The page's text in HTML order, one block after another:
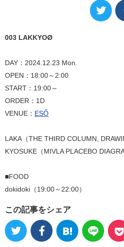
003 LAKKYOØ
DAY：2024.12.23 Mon.
OPEN：18:00～2:00
START：19:00～
ORDER：1D
VENUE： ESŐ
LAKA（THE THIRD COLUMN,
KYOSUKE（MIVLA PLACEBO
■FOOD
dokidoki（19:00～22:00）
この記事をシェア